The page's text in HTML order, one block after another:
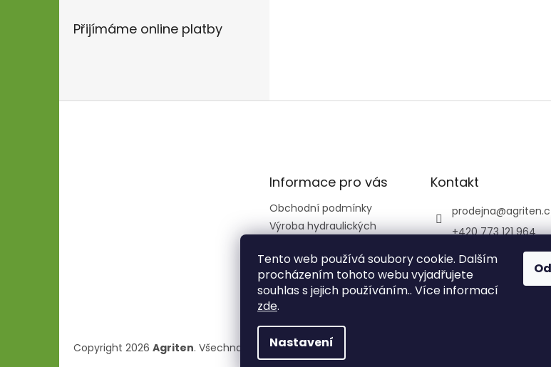
Tento web používá soubory cookie. Dalším
procházením tohoto webu vyjadřujete
souhlas s jejich používáním.. Více informací
zde.
Nastavení
Přijímáme online platby
Informace pro vás
Obchodní podmínky
Výroba hydraulických
Kontakt
prodejna@
+420 773 121 964
+420 773 121 964
tnov_
Copyright 2026 Agriten. Všechna práva vyhrazena.